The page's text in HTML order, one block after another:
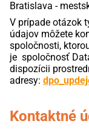
Bratislava -
V prípade otázok
údajov môžete
spoločnosti,
je spoločnosť
dispozícii
adresy:
Kontaktné